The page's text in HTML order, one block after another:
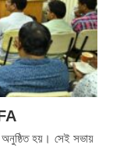
হয়। সেই সভায়